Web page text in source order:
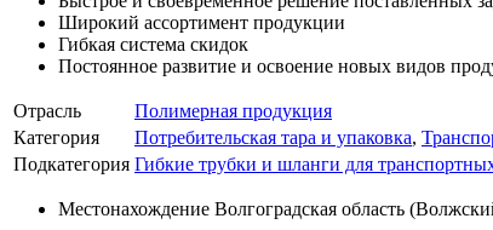
Широкий ассортимент продукции
Гибкая система скидок
Постоянное развитие и освоение новых видов
Отрасль
Полимерная продукция
Категория
Потребительская тара и упаковка,
Подкатегория Гибкие трубки и шланги для
Местонахождение Волгоградская область